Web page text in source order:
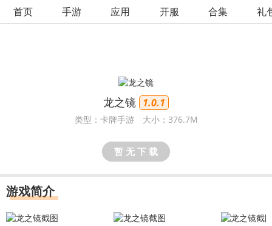
首页 手游 应用 开服 合集 礼
龙之镜 1.0.1
类型：卡牌手游 大小：376.7M
暂 无 下 载
游戏简介